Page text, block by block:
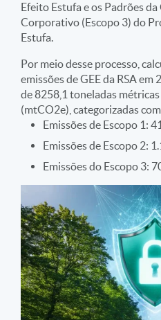
Efeito Estufa e os Padrões
Corporativo (Escopo 3) do
Estufa.
Por meio desse processo,
emissões de GEE da RSA
de 8258,1 toneladas
(mtCO2e), categorizadas
Emissões de Escopo 1:
Emissões de Escopo 2:
Emissões do Escopo 3: